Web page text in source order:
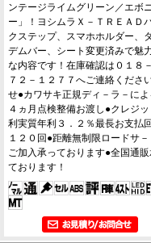
ンテージライムグリーン／エボ
ー」！ヨシムラＸ－ＴＲＥＡＤ
クステップ、スマホホルダー、
デムバー、シート変更済みで魅
な内容です！在庫確認は０１８
７２－１２７７へご連絡くださ
せ●カワサキ正規ディ－ラ－に
４ヵ月点検整備お渡し●クレジ
利実質年利３．２％最長お支払
１２０回●距離無制限ロードサ
ご加入承っております●全国通
ております！